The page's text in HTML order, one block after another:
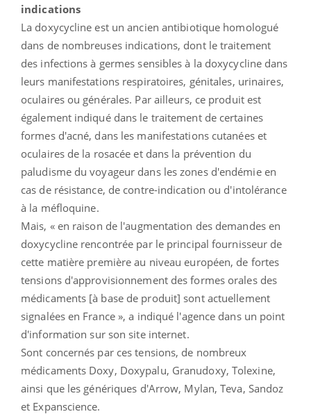
indications
La doxycycline est un ancien antibiotique homologué
dans de nombreuses indications, dont le traitement
des infections à germes sensibles à la doxycycline dans
leurs manifestations respiratoires, génitales, urinaires,
oculaires ou générales. Par ailleurs, ce produit est
également indiqué dans le traitement de certaines
formes d'acné, dans les manifestations cutanées et
oculaires de la rosacée et dans la prévention du
paludisme du voyageur dans les zones d'endémie en
cas de résistance, de contre-indication ou d'intolérance
à la méfloquine.
Mais, « en raison de l'augmentation des demandes en
doxycycline rencontrée par le principal fournisseur de
cette matière première au niveau européen, de fortes
tensions d'approvisionnement des formes orales des
médicaments [à base de produit] sont actuellement
signalées en France », a indiqué l'agence dans un point
d'information sur son site internet.
Sont concernés par ces tensions, de nombreux
médicaments Doxy, Doxypalu, Granudoxy, Tolexine,
ainsi que les génériques d'Arrow, Mylan, Teva, Sandoz
et Expanscience.